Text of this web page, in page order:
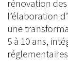
rénovation
l’élaboration
une
5 à 10 ans,